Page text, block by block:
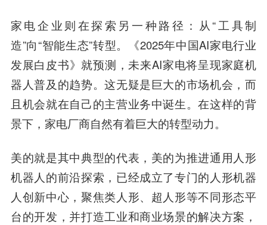
家电企业则在探索另一种路径：从“工具制
造”向“智能生态”转型。《2025年中国AI家电行业
发展白皮书》就预测，未来AI家电将呈现家庭机
器人普及的趋势。这无疑是巨大的市场机会，而
且机会就在自己的主营业务中诞生。在这样的背
景下，家电厂商自然有着巨大的转型动力。
美的就是其中典型的代表，美的为推进通用人形
机器人的前沿探索，已经成立了专门的人形机器
人创新中心，聚焦类人形、超人形等不同形态平
台的开发，并打造工业和商业场景的解决方案，